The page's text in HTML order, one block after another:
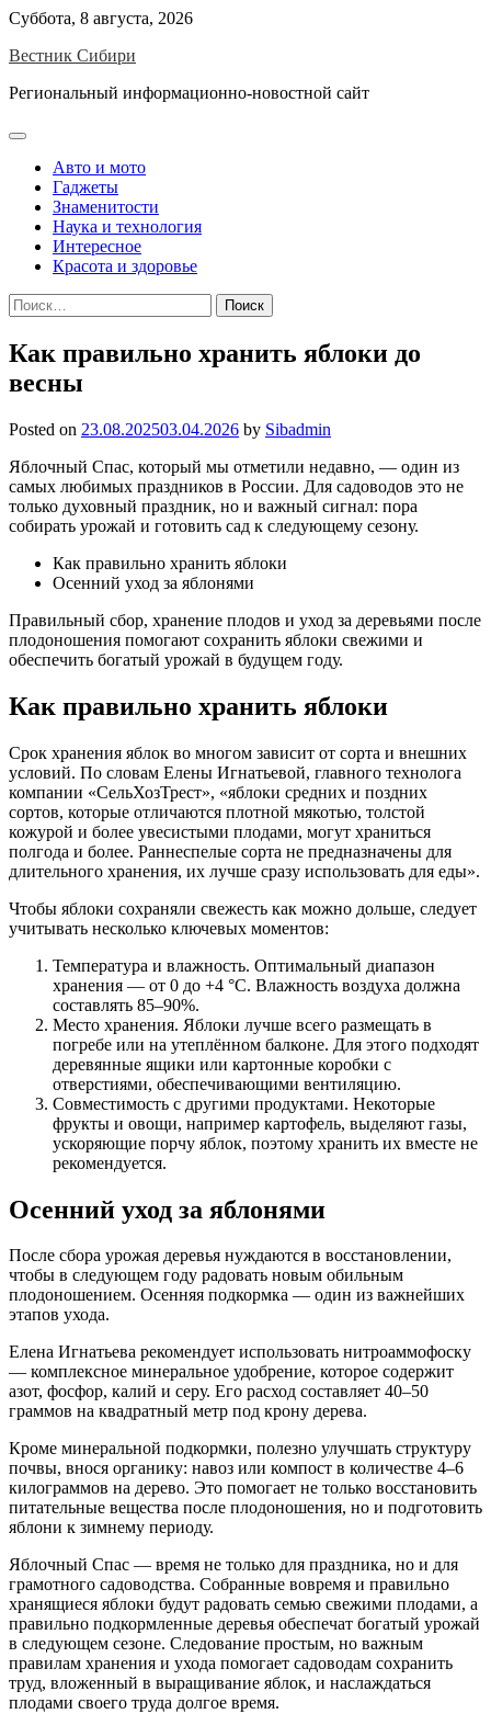
Skip
content
Суббота, 8 августа, 2026
Вестник Сибири
Региональный информационно-новостной сайт
Авто и мото
Гаджеты
Знаменитости
Наука и технология
Интересное
Красота и здоровье
Найти:
Как правильно хранить яблоки до
весны
Posted on 23.08.202503.04.2026 by Sibadmin
Яблочный Спас, который мы отметили недавно, — один из
самых любимых праздников в России. Для садоводов это не
только духовный праздник, но и важный сигнал: пора
собирать урожай и готовить сад к следующему сезону.
Как правильно хранить яблоки
Осенний уход за яблонями
Правильный сбор, хранение плодов и уход за деревьями после
плодоношения помогают сохранить яблоки свежими и
обеспечить богатый урожай в будущем году.
Как правильно хранить яблоки
Срок хранения яблок во многом зависит от сорта и внешних
условий. По словам Елены Игнатьевой, главного технолога
компании «СельХозТрест», «яблоки средних и поздних
сортов, которые отличаются плотной мякотью, толстой
кожурой и более увесистыми плодами, могут храниться
полгода и более. Раннеспелые сорта не предназначены для
длительного хранения, их лучше сразу использовать для еды».
Чтобы яблоки сохраняли свежесть как можно дольше, следует
учитывать несколько ключевых моментов:
Температура и влажность. Оптимальный диапазон
хранения — от 0 до +4 °C. Влажность воздуха должна
составлять 85–90%.
Место хранения. Яблоки лучше всего размещать в
погребе или на утеплённом балконе. Для этого подходят
деревянные ящики или картонные коробки с
отверстиями, обеспечивающими вентиляцию.
Совместимость с другими продуктами. Некоторые
фрукты и овощи, например картофель, выделяют газы,
ускоряющие порчу яблок, поэтому хранить их вместе не
рекомендуется.
Осенний уход за яблонями
После сбора урожая деревья нуждаются в восстановлении,
чтобы в следующем году радовать новым обильным
плодоношением. Осенняя подкормка — один из важнейших
этапов ухода.
Елена Игнатьева рекомендует использовать нитроаммофоску
— комплексное минеральное удобрение, которое содержит
азот, фосфор, калий и серу. Его расход составляет 40–50
граммов на квадратный метр под крону дерева.
Кроме минеральной подкормки, полезно улучшать структуру
почвы, внося органику: навоз или компост в количестве 4–6
килограммов на дерево. Это помогает не только восстановить
питательные вещества после плодоношения, но и подготовить
яблони к зимнему периоду.
Яблочный Спас — время не только для праздника, но и для
грамотного садоводства. Собранные вовремя и правильно
хранящиеся яблоки будут радовать семью свежими плодами, а
правильно подкормленные деревья обеспечат богатый урожай
в следующем сезоне. Следование простым, но важным
правилам хранения и ухода помогает садоводам сохранить
труд, вложенный в выращивание яблок, и наслаждаться
плодами своего труда долгое время.